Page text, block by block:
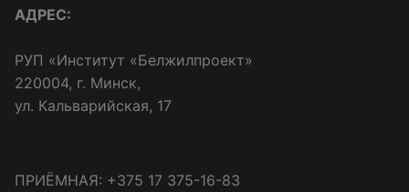
АДРЕС:
РУП «Институт «Белжилпроект»
220004, г. Минск,
ул. Кальварийская, 17
ПРИЁМНАЯ: +375 17 375-16-83